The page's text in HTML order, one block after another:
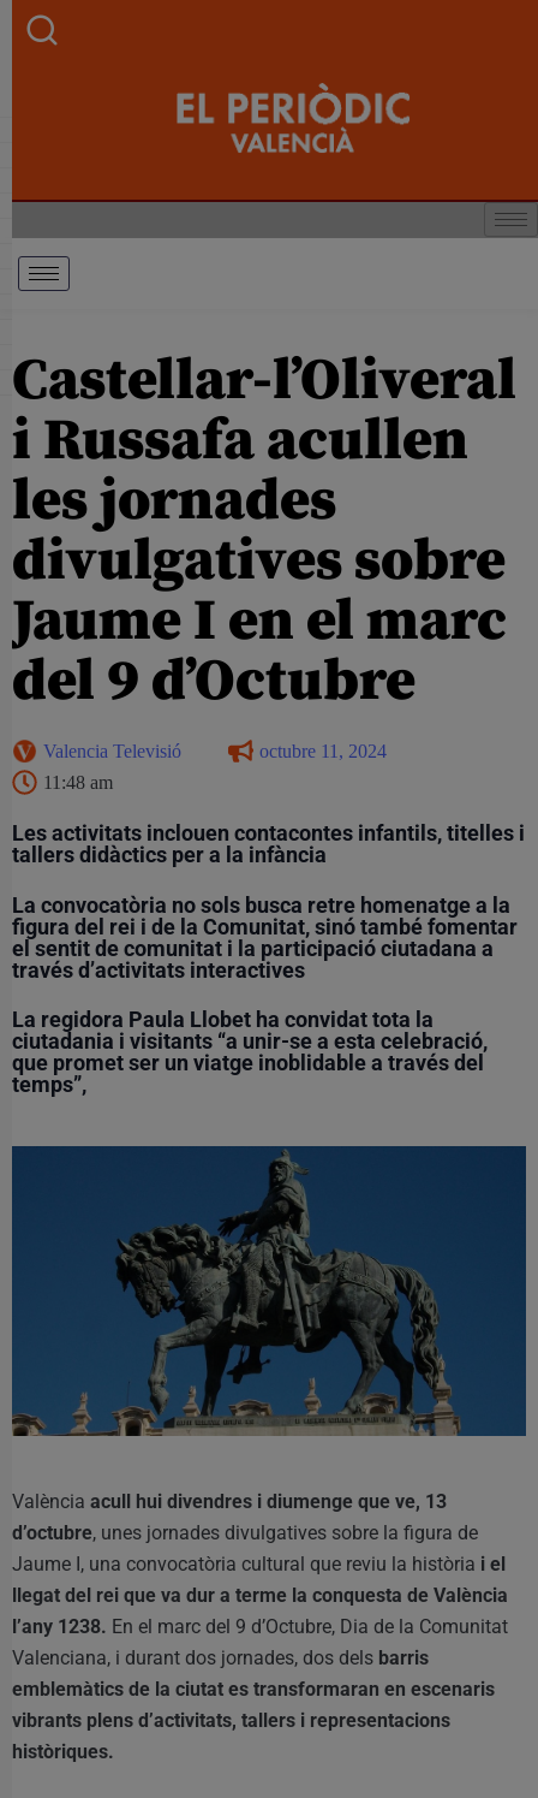
Castellar-l’Oliveral
i Russafa acullen
les jornades
divulgatives sobre
Jaume I en el marc
del 9 d’Octubre
Valencia Televisió
octubre 11, 2024
11:48 am
Les activitats inclouen contacontes infantils, titelles i
tallers didàctics per a la infància
La convocatòria no sols busca retre homenatge a la
figura del rei i de la Comunitat, sinó també fomentar
el sentit de comunitat i la participació ciutadana a
través d’activitats interactives
La regidora Paula Llobet ha convidat tota la
ciutadania i visitants “a unir-se a esta celebració,
que promet ser un viatge inoblidable a través del
temps”,
València acull hui divendres i diumenge que ve, 13
d’octubre, unes jornades divulgatives sobre la figura de
Jaume I, una convocatòria cultural que reviu la història i el
llegat del rei que va dur a terme la conquesta de València
l’any 1238. En el marc del 9 d’Octubre, Dia de la Comunitat
Valenciana, i durant dos jornades, dos dels barris
emblemàtics de la ciutat es transformaran en escenaris
vibrants plens d’activitats, tallers i representacions
històriques.